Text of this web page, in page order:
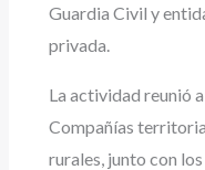
Guardia Civil y
privada.
La actividad reunió
Compañías
rurales, junto con